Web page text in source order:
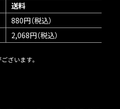
送料
880円（税込）
2,068円（税込）
ざいます。